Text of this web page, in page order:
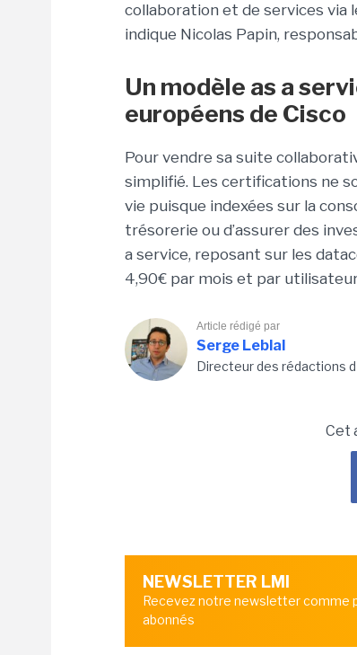
collaboration et de services via
indique Nicolas Papin,
Un modèle as a
européens de Cisco
Pour vendre sa suite
simplifié. Les certifications ne
vie puisque indexées sur la
trésorerie ou d’assurer des
a service, reposant sur les
4,90€ par mois et par
Article rédigé par
Serge Leblal
Directeur des rédactions
Cet
NEWSLETTER LMI
Recevez notre newsletter comme
abonnés